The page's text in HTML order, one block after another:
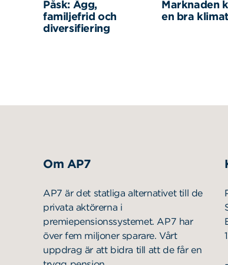
Påsk: Ägg,
familjefrid och
diversifiering
Marknaden
en bra
Om AP7
AP7 är det statliga alternativet till de
privata aktörerna i
premiepensionssystemet. AP7 har
över fem miljoner sparare. Vårt
uppdrag är att bidra till att de får en